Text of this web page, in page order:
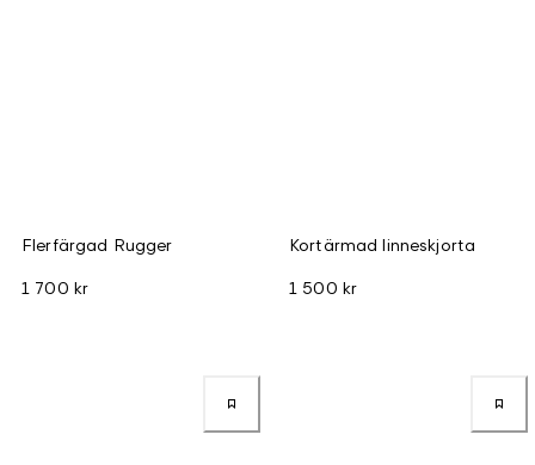
Flerfärgad Rugger
1 700 kr
Kortärmad linneskjorta
1 500 kr